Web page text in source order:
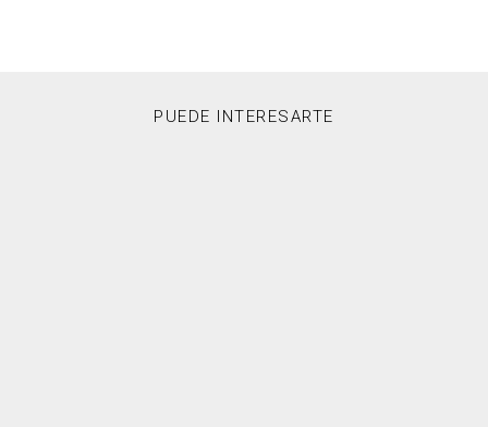
PUEDE INTERESARTE